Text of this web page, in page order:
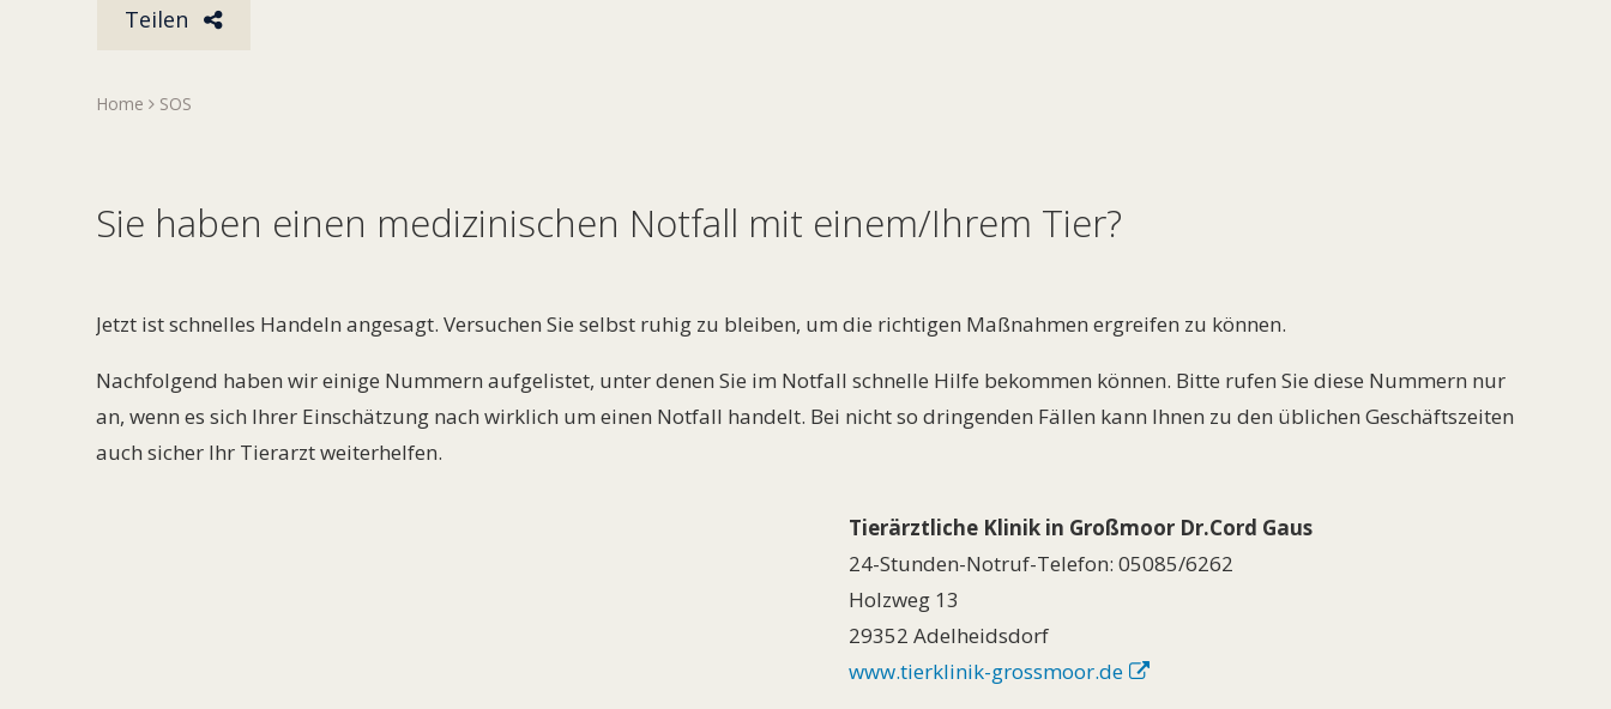
Teilen
Home SOS
Sie haben einen medizinischen Notfall mit einem/Ihrem Tier?
Jetzt ist schnelles Handeln angesagt. Versuchen Sie selbst ruhig zu bleiben, um die richtigen Maßnahmen ergreifen zu können.
Nachfolgend haben wir einige Nummern aufgelistet, unter denen Sie im Notfall schnelle Hilfe bekommen können. Bitte rufen Sie diese Nummern nur
an, wenn es sich Ihrer Einschätzung nach wirklich um einen Notfall handelt. Bei nicht so dringenden Fällen kann Ihnen zu den üblichen Geschäftszeiten
auch sicher Ihr Tierarzt weiterhelfen.
Tierärztliche Klinik in Großmoor Dr.Cord Gaus
24-Stunden-Notruf-Telefon: 05085/6262
Holzweg 13
29352 Adelheidsdorf
www.tierklinik-grossmoor.de